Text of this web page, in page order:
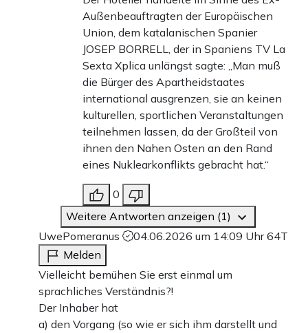
Außenbeauftragten der Europäischen
Union, dem katalanischen Spanier
JOSEP BORRELL, der in Spaniens TV La
Sexta Xplica unlängst sagte: „Man muß
die Bürger des Apartheidstaates
international ausgrenzen, sie an keinen
kulturellen, sportlichen Veranstaltungen
teilnehmen lassen, da der Großteil von
ihnen den Nahen Osten an den Rand
eines Nuklearkonflikts gebracht hat.“
0
Weitere Antworten anzeigen (1)
UwePomeranus
04.06.2026 um 14:09 Uhr64T
Melden
Vielleicht bemühen Sie erst einmal um
sprachliches Verständnis?!
Der Inhaber hat
a) den Vorgang (so wie er sich ihm darstellt und